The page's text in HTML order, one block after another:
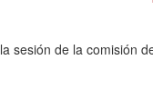
sesión de la comisión